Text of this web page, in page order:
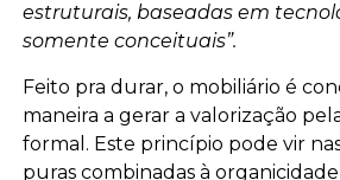
estruturais, baseadas em
somente conceituais”.
Feito pra durar, o mobiliário é
maneira a gerar a valorização
formal. Este princípio pode vir
puras combinadas à